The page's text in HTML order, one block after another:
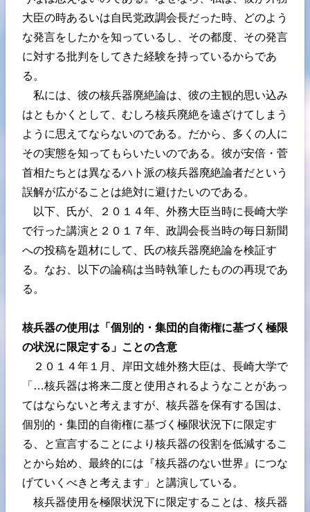
大臣の時あるいは自民党政調会長だった時、どのよう
な発言をしたかを知っているし、その都度、その発言
に対する批判をしてきた経験を持っているからであ
る。
私には、彼の核兵器廃絶論は、彼の主観的思い込み
はともかくとして、むしろ核兵廃絶を遠ざけてしまう
ように思えてならないのである。だから、多くの人に
その実態を知ってもらいたいのである。彼が安倍・菅
首相たちとは異なるハト派の核兵器廃絶論者だという
誤解が広がることは絶対に避けたいのである。
以下、氏が、２０１４年、外務大臣当時に長崎大学
で行った講演と２０１７年、政調会長当時の毎日新聞
への投稿を題材にして、氏の核兵器廃絶論を検証す
る。なお、以下の論稿は当時執筆したものの再現であ
る。
核兵器の使用は「個別的・集団的自衛権に基づく極限
の状況に限定する」ことの含意
２０１４年１月、岸田文雄外務大臣は、長崎大学で
「…核兵器は将来二度と使用されるようなことがあっ
てはならないと考えますが、核兵器を保有する国は、
個別的・集団的自衛権に基づく極限状況下に限定す
る、と宣言することにより核兵器の役割を低減するこ
とから始め、最終的には『核兵器のない世界』につな
げていくべきと考えます」と講演している。
核兵器使用を極限状況下に限定することは、核兵器